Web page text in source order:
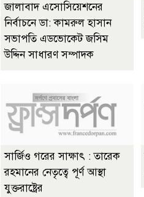
জালাবাদ এসোসিয়েশনের
নির্বাচনে ডা: কামরুল হাসান
সভাপতি এডভোকেট জসিম
উদ্দিন সাধারণ সম্পাদক
সার্জিও গরের সাক্ষাৎ : তারেক
রহমানের নেতৃত্বে পূর্ণ আস্থা
যুক্তরাষ্ট্রের